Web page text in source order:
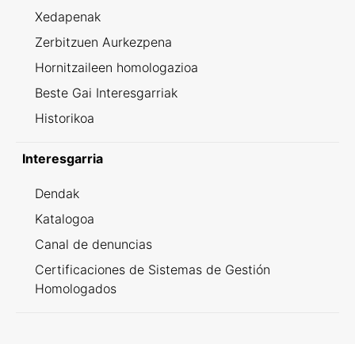
Xedapenak
Zerbitzuen Aurkezpena
Hornitzaileen homologazioa
Beste Gai Interesgarriak
Historikoa
Interesgarria
Dendak
Katalogoa
Canal de denuncias
Certificaciones de Sistemas de Gestión
Homologados